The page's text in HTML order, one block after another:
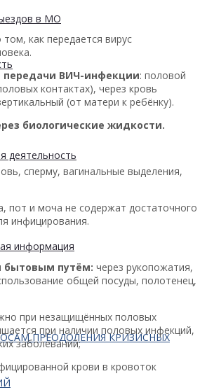
в МО
деятельность
информация
ПРЕОДОЛЕНИЯ КРИЗИСНЫХ
как передается вирус
передачи ВИЧ-инфекции: половой
контактах), через кровь
(от матери к ребёнку).
биологические жидкости.
сперму, вагинальные выделения,
пот и моча не содержат достаточного
инфицирования.
бытовым путём: через рукопожатия,
общей посуды, полотенец,
при незащищённых половых
при наличии половых инфекций,
заболеваний;
крови в кровоток